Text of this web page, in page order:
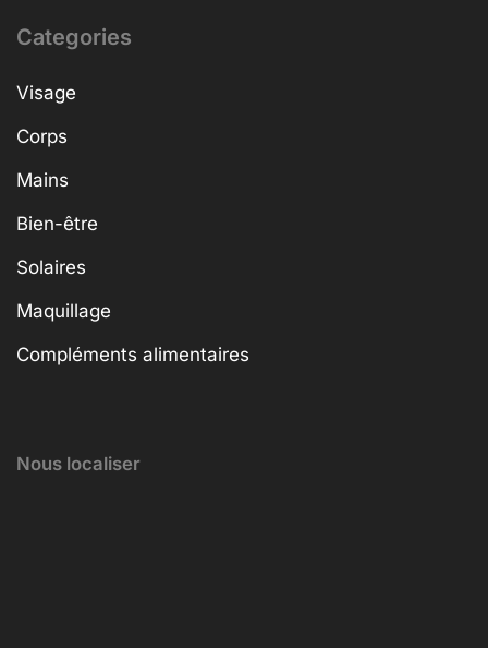
Categories
Visage
Corps
Mains
Bien-être
Solaires
Maquillage
Compléments alimentaires
Nous localiser